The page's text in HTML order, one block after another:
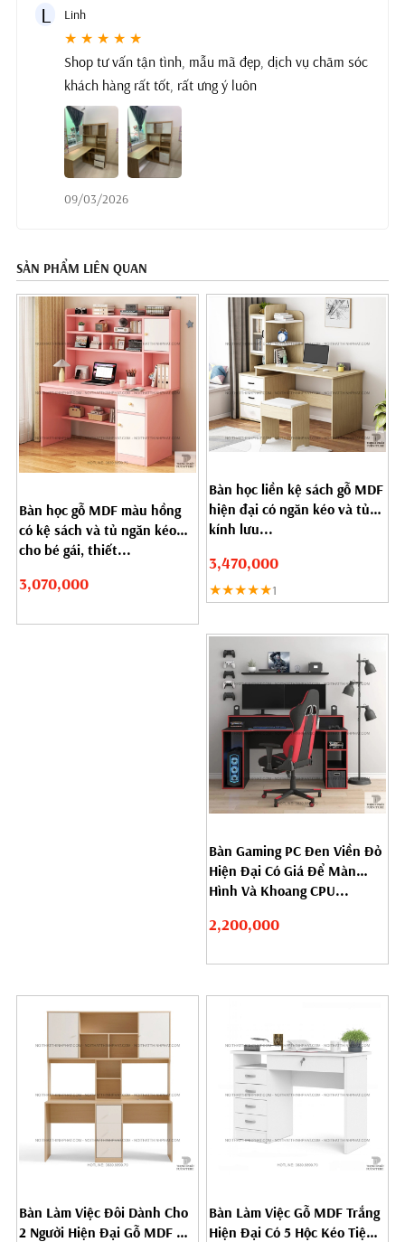
L Linh
★ ★ ★ ★ ★
Shop tư vấn tận tình, mẫu mã đẹp, dịch vụ chăm sóc
khách hàng rất tốt, rất ưng ý luôn
09/03/2026
SẢN PHẨM LIÊN QUAN
Bàn học gỗ MDF màu hồng
có kệ sách và tủ ngăn kéo
cho bé gái, thiết...
3,070,000
Bàn học liền kệ sách gỗ MDF
hiện đại có ngăn kéo và tủ
kính lưu...
3,470,000
★★★★★1
Bàn Gaming PC Đen Viền Đỏ
Hiện Đại Có Giá Để Màn
Hình Và Khoang CPU...
2,200,000
Bàn Làm Việc Đôi Dành Cho
2 Người Hiện Đại Gỗ MDF Có
Bàn Làm Việc Gỗ MDF Trắng
Hiện Đại Có 5 Hộc Kéo Tiện